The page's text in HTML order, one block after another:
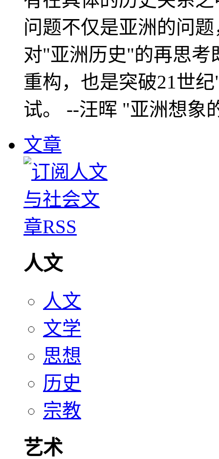
问题不仅是亚洲的问
对"亚洲历史"的再思考
重构，也是突破21世
试。 --汪晖 "亚洲想象
文章
人文
人文
文学
思想
历史
宗教
艺术